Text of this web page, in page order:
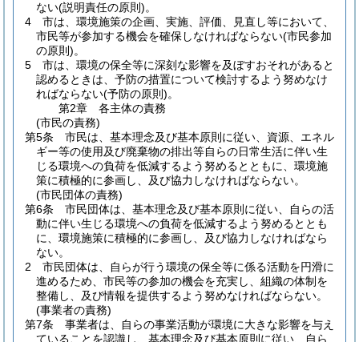
ない(説明責任の原則)。
4
市は、環境施策の企画、実施、評価、見直し等において、
市民等が参加する機会を確保しなければならない(市民参加
の原則)。
5
市は、環境の保全等に深刻な影響を及ぼすおそれがあると
認めるときは、予防の措置について検討するよう努めなけ
ればならない(予防の原則)。
第2章
各主体の責務
(市民の責務)
第5条
市民は、基本理念及び基本原則に従い、資源、エネル
ギー等の使用及び廃棄物の排出等自らの日常生活に伴い生
じる環境への負荷を低減するよう努めるとともに、環境施
策に積極的に参画し、及び協力しなければならない。
(市民団体の責務)
第6条
市民団体は、基本理念及び基本原則に従い、自らの活
動に伴い生じる環境への負荷を低減するよう努めるととも
に、環境施策に積極的に参画し、及び協力しなければなら
ない。
2
市民団体は、自らが行う環境の保全等に係る活動を円滑に
進めるため、市民等の参加の機会を充実し、組織の体制を
整備し、及び情報を提供するよう努めなければならない。
(事業者の責務)
第7条
事業者は、自らの事業活動が環境に大きな影響を与え
ていることを認識し、基本理念及び基本原則に従い、自ら